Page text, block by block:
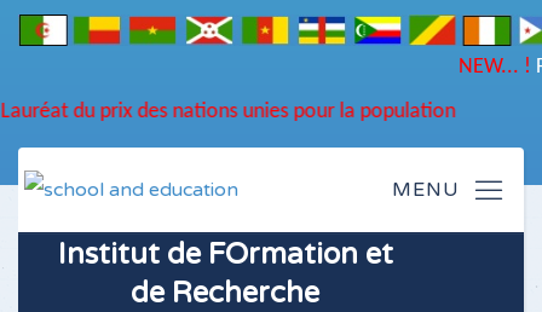
Lauréat du prix des nations unies pour la population
Institut de FOrmation et
de Recherche